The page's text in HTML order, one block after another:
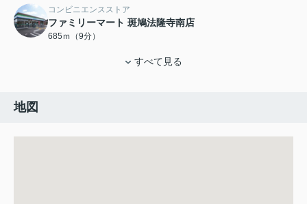
コンビニエンスストア
ファミリーマート 斑鳩法隆寺南店
685ｍ（9分）
すべて見る
地図